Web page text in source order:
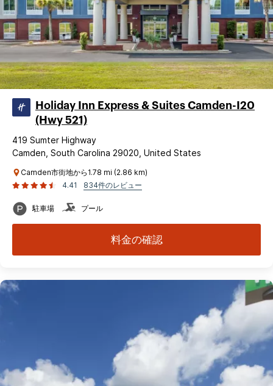
Holiday Inn Express & Suites Camden-I20
(Hwy 521)
419 Sumter Highway
Camden, South Carolina 29020, United States
Camden市街地から1.78 mi (2.86 km)
4.41
834件のレビュー
駐車場 プール
料金の確認